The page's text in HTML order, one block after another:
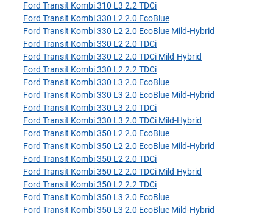
Ford Transit Kombi 310 L3 2.2 TDCi
Ford Transit Kombi 330 L2 2.0 EcoBlue
Ford Transit Kombi 330 L2 2.0 EcoBlue Mild-Hybrid
Ford Transit Kombi 330 L2 2.0 TDCi
Ford Transit Kombi 330 L2 2.0 TDCi Mild-Hybrid
Ford Transit Kombi 330 L2 2.2 TDCi
Ford Transit Kombi 330 L3 2.0 EcoBlue
Ford Transit Kombi 330 L3 2.0 EcoBlue Mild-Hybrid
Ford Transit Kombi 330 L3 2.0 TDCi
Ford Transit Kombi 330 L3 2.0 TDCi Mild-Hybrid
Ford Transit Kombi 350 L2 2.0 EcoBlue
Ford Transit Kombi 350 L2 2.0 EcoBlue Mild-Hybrid
Ford Transit Kombi 350 L2 2.0 TDCi
Ford Transit Kombi 350 L2 2.0 TDCi Mild-Hybrid
Ford Transit Kombi 350 L2 2.2 TDCi
Ford Transit Kombi 350 L3 2.0 EcoBlue
Ford Transit Kombi 350 L3 2.0 EcoBlue Mild-Hybrid